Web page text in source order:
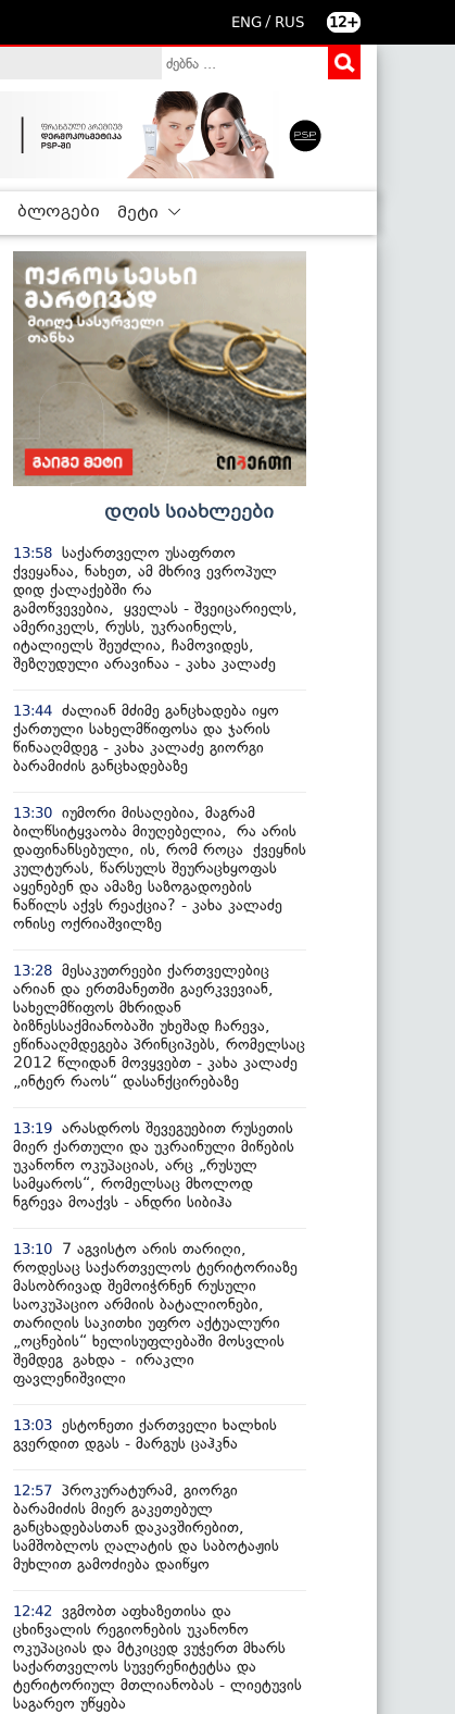
ENG / RUS 12+
ბლოგები მეტი
დღის სიახლეები
13:58 საქართველო უსაფრთო
ქვეყანაა, ნახეთ, ამ მხრივ ევროპულ
დიდ ქალაქებში რა
გამოწვევებია, ყველას - შვეიცარიელს,
ამერიკელს, რუსს, უკრაინელს,
იტალიელს შეუძლია, ჩამოვიდეს,
შეზღუდული არავინაა - კახა კალაძე
13:44 ძალიან მძიმე განცხადება იყო
ქართული სახელმწიფოსა და ჯარის
წინააღმდეგ - კახა კალაძე გიორგი
ბარამიძის განცხადებაზე
13:30 იუმორი მისაღებია, მაგრამ
ბილწსიტყვაობა მიუღებელია, რა არის
დაფინანსებული, ის, რომ როცა ქვეყნის
კულტურას, წარსულს შეურაცხყოფას
აყენებენ და ამაზე საზოგადოების
ნაწილს აქვს რეაქცია? - კახა კალაძე
ონისე ოქრიაშვილზე
13:28 მესაკუთრეები ქართველებიც
არიან და ერთმანეთში გაერკვევიან,
სახელმწიფოს მხრიდან
ბიზნესსაქმიანობაში უხეშად ჩარევა,
ეწინააღმდეგება პრინციპებს, რომელსაც
2012 წლიდან მოვყვებთ - კახა კალაძე
„ინტერ რაოს“ დასანქცირებაზე
13:19 არასდროს შევეგუებით რუსეთის
მიერ ქართული და უკრაინული მიწების
უკანონო ოკუპაციას, არც „რუსულ
სამყაროს“, რომელსაც მხოლოდ
ნგრევა მოაქვს - ანდრი სიბიჰა
13:10
7 აგვისტო არის თარიღი,
როდესაც საქართველოს ტერიტორიაზე
მასობრივად შემოიჭრნენ რუსული
საოკუპაციო არმიის ბატალიონები,
თარიღის საკითხი უფრო აქტუალური
„ოცნების“ ხელისუფლებაში მოსვლის
შემდეგ გახდა - ირაკლი
ფავლენიშვილი
13:03 ესტონეთი ქართველი ხალხის
გვერდით დგას - მარგუს ცაჰკნა
12:57 პროკურატურამ, გიორგი
ბარამიძის მიერ გაკეთებულ
განცხადებასთან დაკავშირებით,
სამშობლოს ღალატის და საბოტაჟის
მუხლით გამოძიება დაიწყო
12:42
ვგმობთ აფხაზეთისა და
ცხინვალის რეგიონების უკანონო
ოკუპაციას და მტკიცედ ვუჭერთ მხარს
საქართველოს სუვერენიტეტსა და
ტერიტორიულ მთლიანობას - ლიეტუვის
საგარეო უწყება